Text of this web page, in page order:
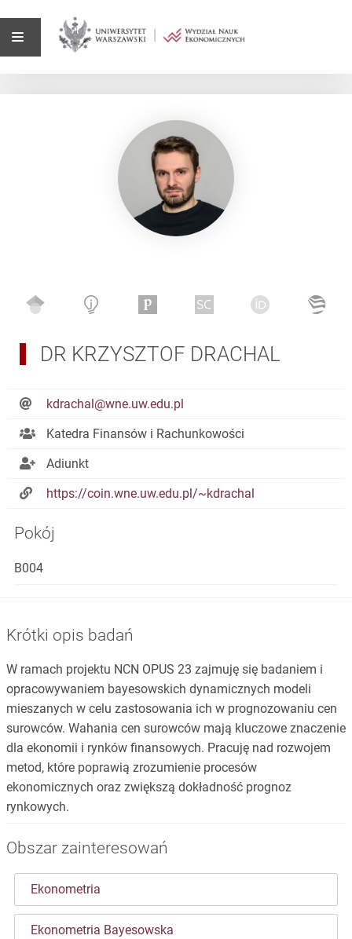
DR KRZYSZTOF DRACHAL
kdrachal@wne.uw.edu.pl
Katedra Finansów i Rachunkowości
Adiunkt
https://coin.wne.uw.edu.pl/~kdrachal
Pokój
B004
Krótki opis badań
W ramach projektu NCN OPUS 23 zajmuję się badaniem i
opracowywaniem bayesowskich dynamicznych modeli
mieszanych w celu zastosowania ich w prognozowaniu cen
surowców. Wahania cen surowców mają kluczowe znaczenie
dla ekonomii i rynków finansowych. Pracuję nad rozwojem
metod, które poprawią zrozumienie procesów
ekonomicznych oraz zwiększą dokładność prognoz
rynkowych.
Obszar zainteresowań
Ekonometria
Ekonometria Bayesowska